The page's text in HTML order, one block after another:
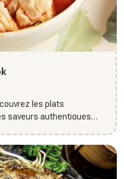
les plats
saveurs authentiques